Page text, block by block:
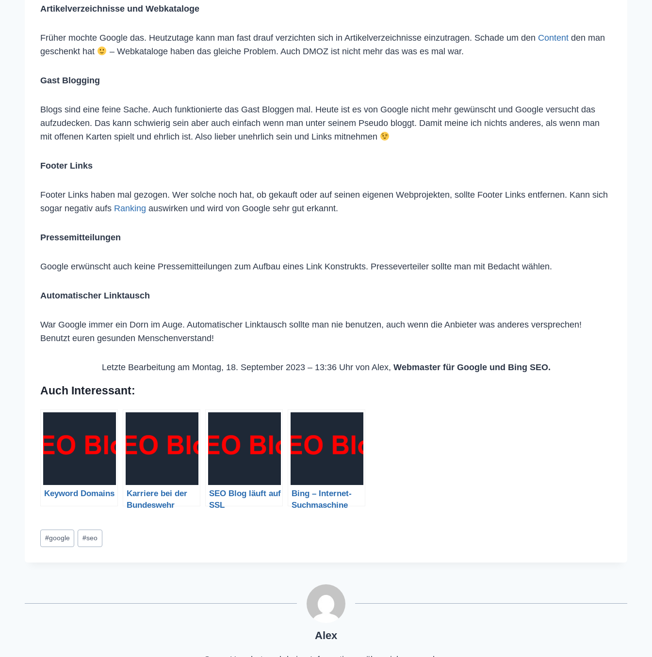
Artikelverzeichnisse und Webkataloge
Früher mochte Google das. Heutzutage kann man fast drauf verzichten sich in Artikelverzeichnisse einzutragen. Schade um den Content den man
geschenkt hat
– Webkataloge haben das gleiche Problem. Auch DMOZ ist nicht mehr das was es mal war.
Gast Blogging
Blogs sind eine feine Sache. Auch funktionierte das Gast Bloggen mal. Heute ist es von Google nicht mehr gewünscht und Google versucht das
aufzudecken. Das kann schwierig sein aber auch einfach wenn man unter seinem Pseudo bloggt. Damit meine ich nichts anderes, als wenn man
mit offenen Karten spielt und ehrlich ist. Also lieber unehrlich sein und Links mitnehmen
Footer Links
Footer Links haben mal gezogen. Wer solche noch hat, ob gekauft oder auf seinen eigenen Webprojekten, sollte Footer Links entfernen. Kann sich
sogar negativ aufs Ranking auswirken und wird von Google sehr gut erkannt.
Pressemitteilungen
Google erwünscht auch keine Pressemitteilungen zum Aufbau eines Link Konstrukts. Presseverteiler sollte man mit Bedacht wählen.
Automatischer Linktausch
War Google immer ein Dorn im Auge. Automatischer Linktausch sollte man nie benutzen, auch wenn die Anbieter was anderes versprechen!
Benutzt euren gesunden Menschenverstand!
Letzte Bearbeitung am Montag, 18. September 2023 – 13:36 Uhr von Alex, Webmaster für Google und Bing SEO.
Auch Interessant:
Keyword Domains
Karriere bei der
Bundeswehr
SEO Blog läuft auf
SSL
Bing – Internet-
Suchmaschine
Schlagworte:
#google #seo
Alex